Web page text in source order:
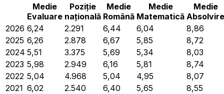
Medie
Evaluare
Poziție
națională
Medie
Română
Medie
Matematică
Medie
Absolvire
2026 6,24 2.291 6,44 6,04
8,86
2025 6,26 2.878 6,67 5,85
8,72
2024 5,51 3.375 5,69 5,34
8,03
2023 5,98 2.949 6,16 5,81
8,74
2022 5,04 4.968 5,04 4,95
8,07
2021 6,02 2.540 6,40 5,65
8,55